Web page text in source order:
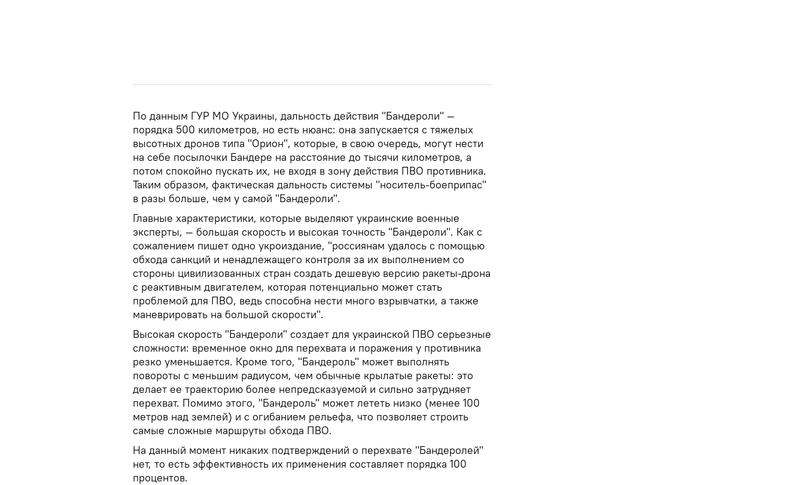
По данным ГУР МО Украины, дальность действия "Бандероли" —
порядка 500 километров, но есть нюанс: она запускается с тяжелых
высотных дронов типа "Орион", которые, в свою очередь, могут нести
на себе посылочки Бандере на расстояние до тысячи километров, а
потом спокойно пускать их, не входя в зону действия ПВО противника.
Таким образом, фактическая дальность системы "носитель-боеприпас"
в разы больше, чем у самой "Бандероли".
Главные характеристики, которые выделяют украинские военные
эксперты, — большая скорость и высокая точность "Бандероли". Как с
сожалением пишет одно укроиздание, "россиянам удалось с помощью
обхода санкций и ненадлежащего контроля за их выполнением со
стороны цивилизованных стран создать дешевую версию ракеты-дрона
с реактивным двигателем, которая потенциально может стать
проблемой для ПВО, ведь способна нести много взрывчатки, а также
маневрировать на большой скорости".
Высокая скорость "Бандероли" создает для украинской ПВО серьезные
сложности: временное окно для перехвата и поражения у противника
резко уменьшается. Кроме того, "Бандероль" может выполнять
повороты с меньшим радиусом, чем обычные крылатые ракеты: это
делает ее траекторию более непредсказуемой и сильно затрудняет
перехват. Помимо этого, "Бандероль" может лететь низко (менее 100
метров над землей) и с огибанием рельефа, что позволяет строить
самые сложные маршруты обхода ПВО.
На данный момент никаких подтверждений о перехвате "Бандеролей"
нет, то есть эффективность их применения составляет порядка 100
процентов.